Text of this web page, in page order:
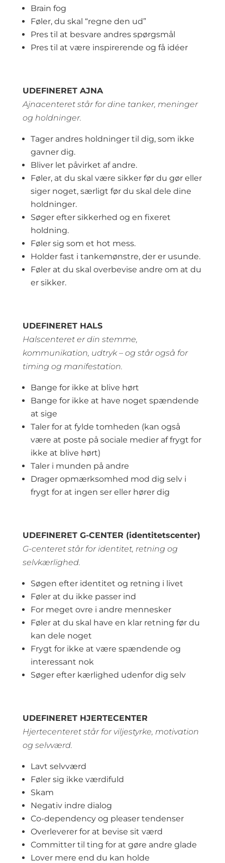
Brain fog
Føler, du skal “regne den ud”
Pres til at besvare andres spørgsmål
Pres til at være inspirerende og få idéer
UDEFINERET AJNA
Ajnacenteret står for dine tanker, meninger
og holdninger.
Tager andres holdninger til dig, som ikke
gavner dig.
Bliver let påvirket af andre.
Føler, at du skal være sikker før du gør eller
siger noget, særligt før du skal dele dine
holdninger.
Søger efter sikkerhed og en fixeret
holdning.
Føler sig som et hot mess.
Holder fast i tankemønstre, der er usunde.
Føler at du skal overbevise andre om at du
er sikker.
UDEFINERET HALS
Halscenteret er din stemme,
kommunikation, udtryk – og står også for
timing og manifestation.
Bange for ikke at blive hørt
Bange for ikke at have noget spændende
at sige
Taler for at fylde tomheden (kan også
være at poste på sociale medier af frygt for
ikke at blive hørt)
Taler i munden på andre
Drager opmærksomhed mod dig selv i
frygt for at ingen ser eller hører dig
UDEFINERET G-CENTER (identitetscenter)
G-centeret står for identitet, retning og
selvkærlighed.
Søgen efter identitet og retning i livet
Føler at du ikke passer ind
For meget ovre i andre mennesker
Føler at du skal have en klar retning før du
kan dele noget
Frygt for ikke at være spændende og
interessant nok
Søger efter kærlighed udenfor dig selv
UDEFINERET HJERTECENTER
Hjertecenteret står for viljestyrke, motivation
og selvværd.
Lavt selvværd
Føler sig ikke værdifuld
Skam
Negativ indre dialog
Co-dependency og pleaser tendenser
Overleverer for at bevise sit værd
Committer til ting for at gøre andre glade
Lover mere end du kan holde